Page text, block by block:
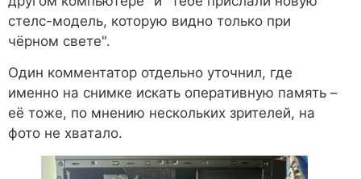
стелс-модель, которую видно только при
чёрном свете".
Один комментатор отдельно уточнил, где
именно на снимке искать оперативную память –
её тоже, по мнению нескольких зрителей, на
фото не хватало.